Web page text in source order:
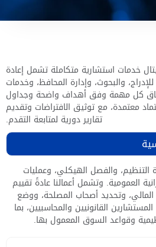
خدمات استشارية متكاملة تشمل إعادة
والبحوث، وإدارة المحافظ، وخدمات
كل مهمة وفق أهداف واضحة وجداول
معتمدة، مع توثيق الافتراضات وتقديم
تقارير دورية لمتابعة التقدم.
التنظيم، والفصل الهيكلي، وعمليات
العمومية. وتشمل أعمالنا عادةً تقييم
المالي، وتحديد أصحاب المصلحة، ووضع
القانونيين والمحاسبيين، بما
وقواعد السوق المعمول بها.